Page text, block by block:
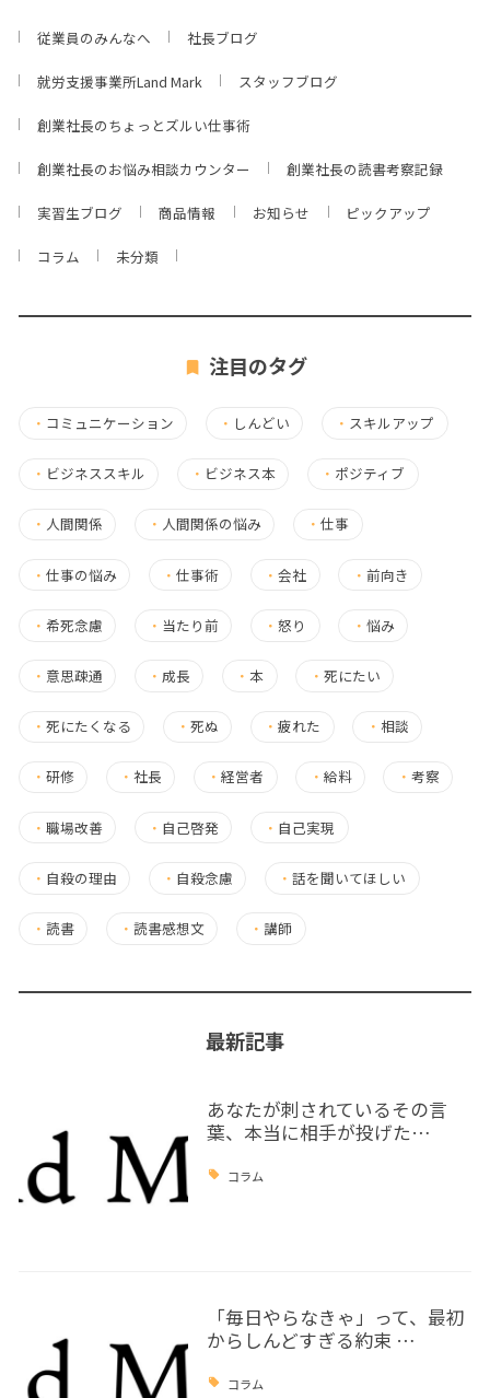
従業員のみんなへ 社長ブログ
就労支援事業所Land Mark スタッフブログ
創業社長のちょっとズルい仕事術
創業社長のお悩み相談カウンター 創業社長の読書考察記録
実習生ブログ 商品情報 お知らせ ピックアップ
コラム 未分類
注目のタグ
・ コミュニケーション ・ しんどい ・ スキルアップ
・ ビジネススキル ・ ビジネス本 ・ ポジティブ
・ 人間関係 ・ 人間関係の悩み ・仕事
・ 仕事の悩み ・仕事術 ・会社 ・ 前向き
・ 希死念慮 ・ 当たり前 ・怒り ・ 悩み
・ 意思疎通 ・成長 ・本 ・ 死にたい
・ 死にたくなる ・死ぬ ・疲れた ・ 相談
・ 研修 ・社長 ・経営者 ・ 給料 ・ 考察
・ 職場改善 ・ 自己啓発 ・ 自己実現
・ 自殺の理由 ・ 自殺念慮 ・話を聞いてほしい
・ 読書 ・読書感想文 ・ 講師
最新記事
あなたが刺されているその言
葉、本当に相手が投げた…
コラム
「毎日やらなきゃ」って、最初
からしんどすぎる約束 …
コラム